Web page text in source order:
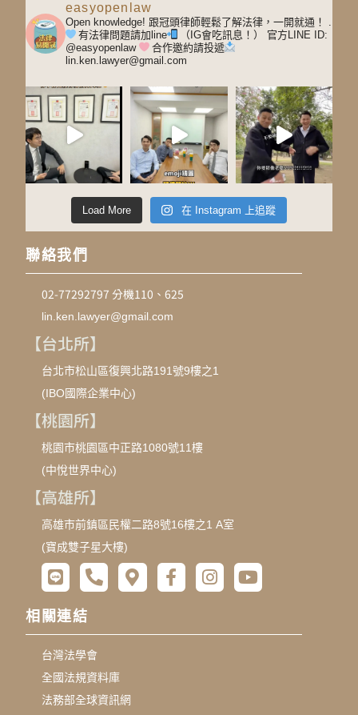
easyopenlaw
Open knowledge! 跟冠頭律師輕鬆了解法律，一開就通！
.
有法律問題請加line
（IG會吃訊息！）
官方LINE ID:
@easyopenlaw
合作邀約請投遞
lin.ken.lawyer@gmail.com
Load More 在 Instagram 上追蹤
聯絡我們
02-77292797 分機110、625
lin.ken.lawyer@gmail.com
【台北所】
台北市松山區復興北路191號9樓之1
(IBO國際企業中心)
【桃園所】
桃園市桃園區中正路1080號11樓
(中悅世界中心)
【高雄所】
高雄市前鎮區民權二路8號16樓之1 A室
(寶成雙子星大樓)
相關連結
台灣法學會
全國法規資料庫
法務部全球資訊網